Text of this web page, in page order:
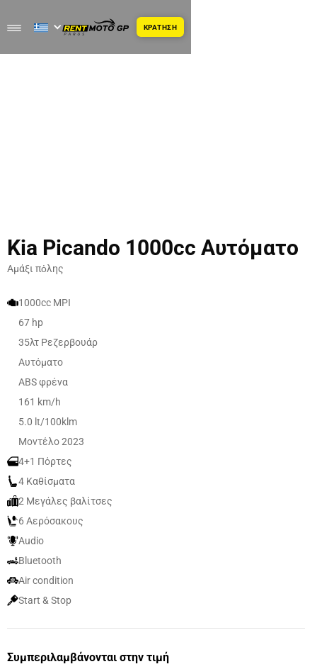
ΚΡΑΤΗΣΗ
Kia Picando 1000cc Αυτόματο
Αμάξι πὀλης
1000cc MPI
67 hp
35λτ Ρεζερβουάρ
Αυτόματο
ABS φρένα
161 km/h
5.0 lt/100klm
Μοντέλο 2023
4+1 Πόρτες
4 Καθίσματα
2 Μεγάλες βαλίτσες
6 Αερόσακους
Audio
Bluetooth
Air condition
Start & Stop
Συμπεριλαμβάνονται στην τιμή